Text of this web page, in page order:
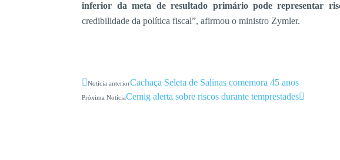
inferior da meta de resultado primário pode representar
credibilidade da política fiscal”, afirmou o ministro Zymler.
Notícia anteriorCachaça Seleta de Salinas comemora 45 anos
Próxima NotíciaCemig alerta sobre riscos durante temprestades